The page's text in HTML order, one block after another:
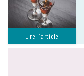
Lire l’article